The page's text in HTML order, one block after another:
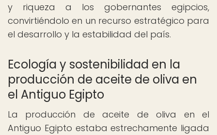
y riqueza a los gobernantes egipcios,
convirtiéndolo en un recurso estratégico para
el desarrollo y la estabilidad del país.
Ecología y sostenibilidad en la
producción de aceite de oliva en
el Antiguo Egipto
La producción de aceite de oliva en el
Antiguo Egipto estaba estrechamente ligada